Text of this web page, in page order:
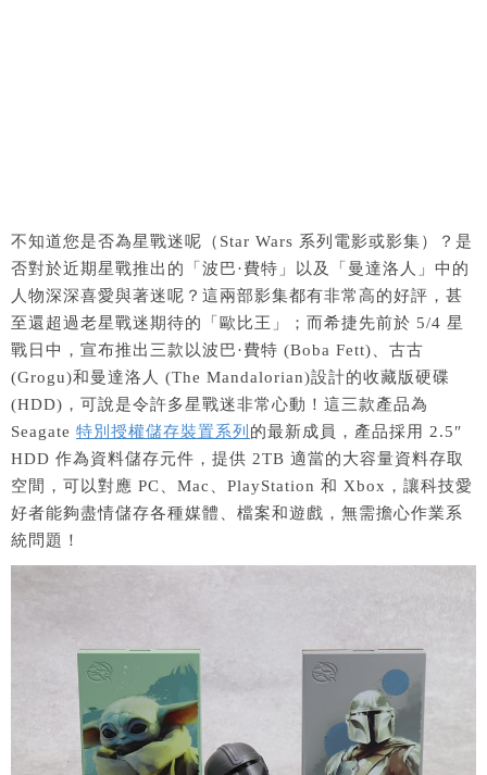
不知道您是否為星戰迷呢（Star Wars 系列電影或影集）？是
否對於近期星戰推出的「波巴·費特」以及「曼達洛人」中的
人物深深喜愛與著迷呢？這兩部影集都有非常高的好評，甚
至還超過老星戰迷期待的「歐比王」；而希捷先前於 5/4 星
戰日中，宣布推出三款以波巴·費特 (Boba Fett)、古古
(Grogu)和曼達洛人 (The Mandalorian)設計的收藏版硬碟
(HDD)，可說是令許多星戰迷非常心動！這三款產品為
Seagate 特別授權儲存裝置系列 的最新成員，產品採用 2.5″
HDD 作為資料儲存元件，提供 2TB 適當的大容量資料存取
空間，可以對應 PC、Mac、PlayStation 和 Xbox，讓科技愛
好者能夠盡情儲存各種媒體、檔案和遊戲，無需擔心作業系
統問題！